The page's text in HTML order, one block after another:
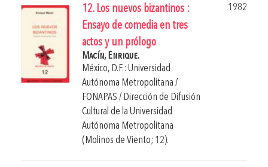
12. Los nuevos bizantinos :
Ensayo de comedia en tres
actos y un prólogo
1982
Macín, Enrique.
México, D.F.: Universidad
Autónoma Metropolitana /
FONAPAS / Dirección de Difusión
Cultural de la Universidad
Autónoma Metropolitana
(Molinos de Viento; 12).